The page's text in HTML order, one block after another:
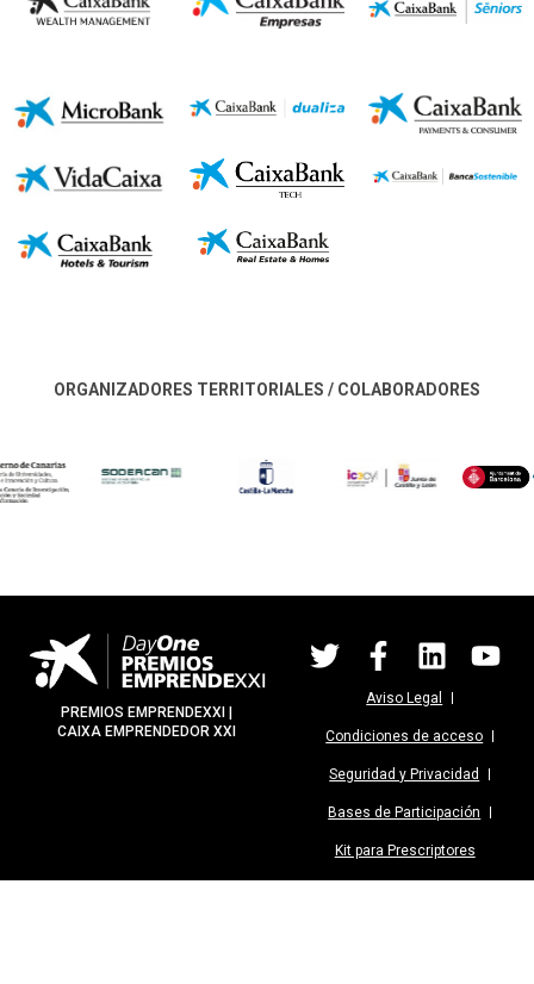
ORGANIZADORES TERRITORIALES / COLABORADORES
PREMIOS EMPRENDEXXI |
CAIXA EMPRENDEDOR XXI
Aviso Legal
Condiciones de acceso
Seguridad y Privacidad
Bases de Participación
Kit para Prescriptores